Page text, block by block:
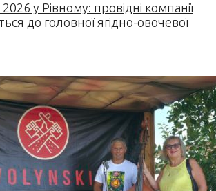
у Рівному: провідні компанії
до головної ягідно-овочевої